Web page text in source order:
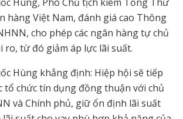
hàng Việt Nam, đánh giá cao Thông
cho phép các ngân hàng tự chủ
từ đó giảm áp lực lãi suất.
Hùng khẳng định: Hiệp hội sẽ tiếp
tổ chức tín dụng đồng thuận với chủ
và Chính phủ, giữ ổn định lãi suất